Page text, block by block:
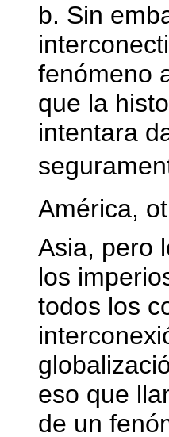
b. Sin
fenómeno
que la
intentara
América,
Asia, pero
los
todos los
eso que
de un